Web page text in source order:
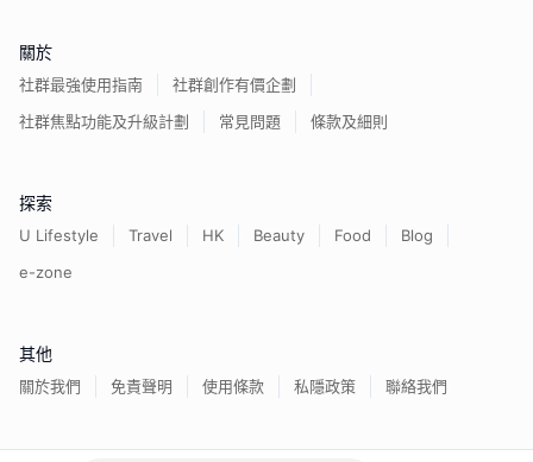
關於
社群最強使用指南
社群創作有價企劃
社群焦點功能及升級計劃
常見問題 條款及細則
探索
U Lifestyle Travel HK Beauty Food
Blog
e-zone
其他
關於我們 免責聲明 使用條款 私隱政策 聯絡我們